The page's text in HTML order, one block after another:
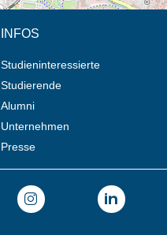
INFOS
Studieninteressierte
Studierende
Alumni
Unternehmen
Presse